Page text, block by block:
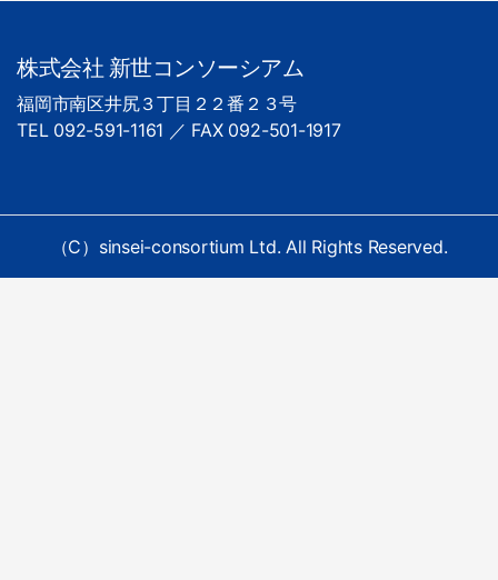
株式会社 新世コンソーシアム
福岡市南区井尻３丁目２２番２３号
TEL 092-591-1161 ／ FAX 092-501-1917
（C）sinsei-consortium Ltd. All Rights Reserved.